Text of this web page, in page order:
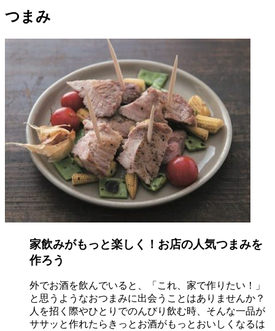
つまみ
家飲みがもっと楽しく！お店の人気つまみを
作ろう
外でお酒を飲んでいると、「これ、家で作りたい！」
と思うようなおつまみに出会うことはありませんか？
人を招く際やひとりでのんびり飲む時、そんな一品が
ササッと作れたらきっとお酒がもっとおいしくなるは